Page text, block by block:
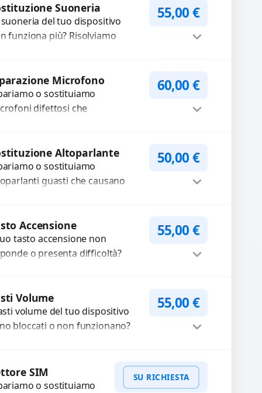
Suoneria
suoneria del tuo dispositivo
funziona più? Risolviamo
55,00€
Microfono
o sostituiamo
difettosi che
Diagnosi accurata e
di...
60,00€
Altoparlante
o sostituiamo
guasti che causano
per 3...
50,00€
Accensione
tasto accensione non
o presenta difficoltà?
utilizzando
di...
55,00€
Volume
volume del tuo dispositivo
bloccati o non funzionano?
55,00€
SIM
o sostituiamo
SU RICHIESTA